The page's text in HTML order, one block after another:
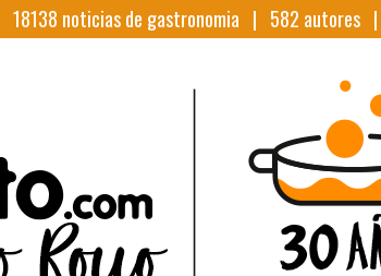
18138 noticias de gastronomia | 582 autores |